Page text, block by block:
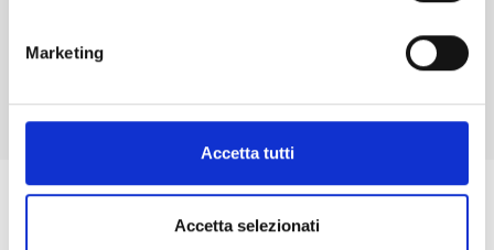
Marketing
Accetta tutti
Accetta selezionati